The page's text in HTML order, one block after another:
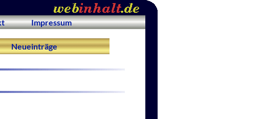
Impressum
Neueinträge